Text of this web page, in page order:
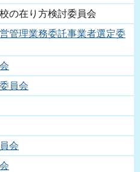
の在り方検討委員会
管理業務委託事業者選定委
員会
会